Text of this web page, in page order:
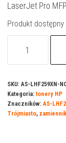
LaserJet Pro
Produkt
do
HP
59X
SKU: AS-LHF259XN-
Kategoria: tonery HP
Znaczników: AS-
Trójmiasto, zamiennik